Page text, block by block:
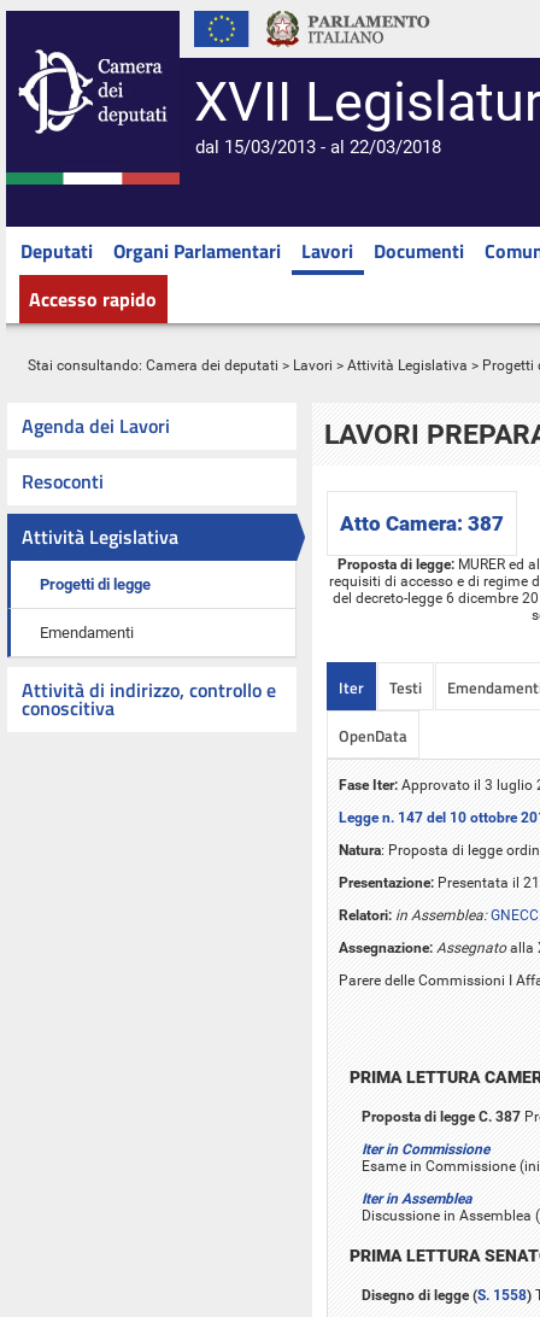
XVII
dal 15/03/2013 - al 22/03/2018
Deputati Organi Parlamentari Lavori Documenti
Accesso rapido
Stai consultando: Camera dei deputati > Lavori > Attività Legislativa > Progetti
Agenda dei Lavori
Resoconti
Attività Legislativa
Progetti di legge
Emendamenti
Attività di indirizzo, controllo e
conoscitiva
LAVORI
Atto Camera: 387
Proposta di legge:MURER ed
requisiti di accesso e di regime
del decreto-legge 6 dicembre
Iter Testi
OpenData
Fase Iter: Approvato il 3 luglio
Legge n. 147 del 10 ottobre
Natura: Proposta di legge
Presentazione: Presentata il
Relatori: in Assemblea:
Assegnazione: Assegnatoalla
Parere delle Commissioni I
PRIMA LETTURA
Proposta di legge C. 387
Iter in Commissione
Esame in Commissione
Iter in Assemblea
Discussione in
PRIMA LETTURA
Disegno di legge (S. 1558)